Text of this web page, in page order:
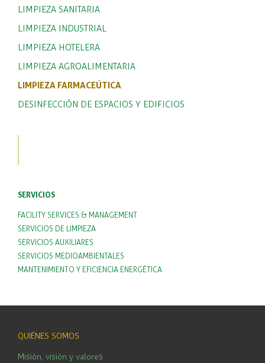
LIMPIEZA SANITARIA
LIMPIEZA INDUSTRIAL
LIMPIEZA HOTELERA
LIMPIEZA AGROALIMENTARIA
LIMPIEZA FARMACEÚTICA
DESINFECCIÓN DE ESPACIOS Y EDIFICIOS
SERVICIOS
FACILITY SERVICES & MANAGEMENT
SERVICIOS DE LIMPIEZA
SERVICIOS AUXILIARES
SERVICIOS MEDIOAMBIENTALES
MANTENIMIENTO Y EFICIENCIA ENERGÉTICA
QUIÉNES SOMOS
Misión, visión y valores